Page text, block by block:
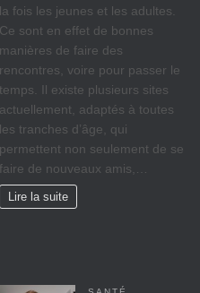
la fois les jeunes et les adultes.
Ce sont en effet de bonnes
manières de faire des
rencontres, voire pour passer le
temps. Il existe plusieurs sites
actuellement, adaptés à toutes
les tranches d’âge, qui
permettent non seulement de se
faire de nouveaux amis,…
Lire la suite